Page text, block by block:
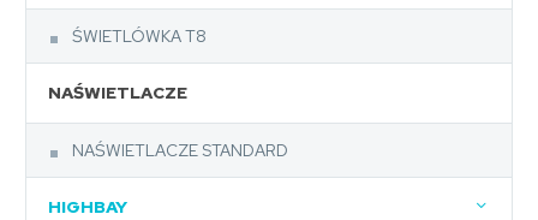
ŚWIETLÓWKA T8
NAŚWIETLACZE
NAŚWIETLACZE STANDARD
HIGHBAY